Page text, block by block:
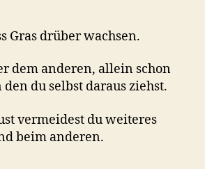
Gras drüber wachsen.
dem anderen, allein schon
den du selbst daraus ziehst.
vermeidest du weiteres
beim anderen.